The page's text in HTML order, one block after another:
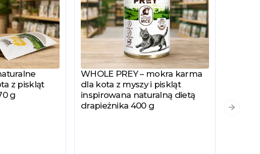
z piskląt
g
Zobacz produkt
WHOLE PREY – mokra karma
dla kota z myszy i piskląt
inspirowana naturalną dietą
drapieżnika 400 g